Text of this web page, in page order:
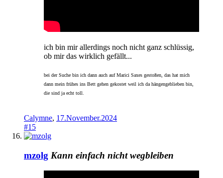
ich bin mir allerdings noch nicht ganz schlüssig,
ob mir das wirklich gefällt...
bei der Suche bin ich dann auch auf Marici Saxes gestoßen, das hat mich
dann mein frühes ins Bett gehen gekostet weil ich da hängengeblieben bin,
die sind ja echt toll.
Calymne, 17.November.2024
#15
mzolg Kann einfach nicht wegbleiben